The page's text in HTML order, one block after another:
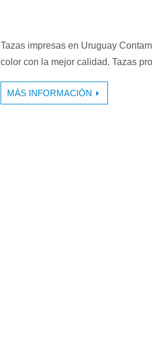
Tazas impresas en Uruguay
color con la mejor calidad. Tazas
MÁS INFORMACIÓN